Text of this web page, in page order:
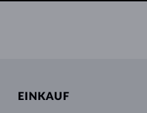
EINKAUF